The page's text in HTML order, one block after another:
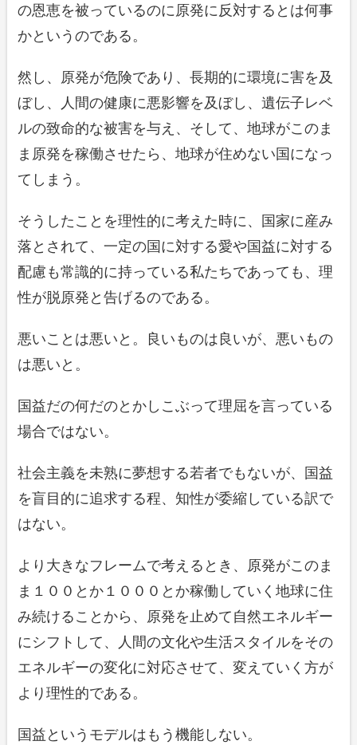
の恩恵を被っているのに原発に反対するとは何事
かというのである。
然し、原発が危険であり、長期的に環境に害を及
ぼし、人間の健康に悪影響を及ぼし、遺伝子レベ
ルの致命的な被害を与え、そして、地球がこのま
ま原発を稼働させたら、地球が住めない国になっ
てしまう。
そうしたことを理性的に考えた時に、国家に産み
落とされて、一定の国に対する愛や国益に対する
配慮も常識的に持っている私たちであっても、理
性が脱原発と告げるのである。
悪いことは悪いと。良いものは良いが、悪いもの
は悪いと。
国益だの何だのとかしこぶって理屈を言っている
場合ではない。
社会主義を未熟に夢想する若者でもないが、国益
を盲目的に追求する程、知性が委縮している訳で
はない。
より大きなフレームで考えるとき、原発がこのま
ま１００とか１０００とか稼働していく地球に住
み続けることから、原発を止めて自然エネルギー
にシフトして、人間の文化や生活スタイルをその
エネルギーの変化に対応させて、変えていく方が
より理性的である。
国益というモデルはもう機能しない。